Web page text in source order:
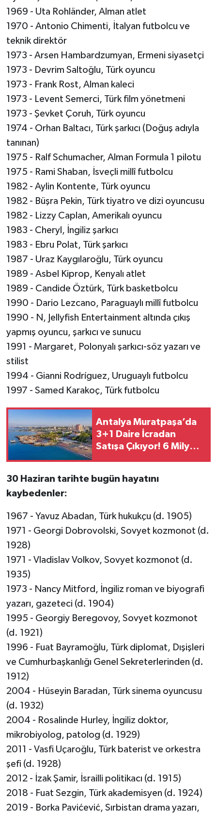
1969 - Uta Rohländer, Alman atlet
1970 - Antonio Chimenti, İtalyan futbolcu ve
teknik direktör
1973 - Arsen Hambardzumyan, Ermeni siyasetçi
1973 - Devrim Saltoğlu, Türk oyuncu
1973 - Frank Rost, Alman kaleci
1973 - Levent Semerci, Türk film yönetmeni
1973 - Şevket Çoruh, Türk oyuncu
1974 - Orhan Baltacı, Türk şarkıcı (Doğuş adıyla
tanınan)
1975 - Ralf Schumacher, Alman Formula 1 pilotu
1975 - Rami Shaban, İsveçli millî futbolcu
1982 - Aylin Kontente, Türk oyuncu
1982 - Büşra Pekin, Türk tiyatro ve dizi oyuncusu
1982 - Lizzy Caplan, Amerikalı oyuncu
1983 - Cheryl, İngiliz şarkıcı
1983 - Ebru Polat, Türk şarkıcı
1987 - Uraz Kaygılaroğlu, Türk oyuncu
1989 - Asbel Kiprop, Kenyalı atlet
1989 - Candide Öztürk, Türk basketbolcu
1990 - Dario Lezcano, Paraguaylı millî futbolcu
1990 - N, Jellyfish Entertainment altında çıkış
yapmış oyuncu, şarkıcı ve sunucu
1991 - Margaret, Polonyalı şarkıcı-söz yazarı ve
stilist
1994 - Gianni Rodríguez, Uruguaylı futbolcu
1997 - Samed Karakoç, Türk futbolcu
Antalya Muratpaşa’da
3+1 Daire İcradan
Satışa Çıkıyor! 6 Milyon
30 Haziran tarihte bugün hayatını
kaybedenler:
1967 - Yavuz Abadan, Türk hukukçu (d. 1905)
1971 - Georgi Dobrovolski, Sovyet kozmonot (d.
1928)
1971 - Vladislav Volkov, Sovyet kozmonot (d.
1935)
1973 - Nancy Mitford, İngiliz roman ve biyografi
yazarı, gazeteci (d. 1904)
1995 - Georgiy Beregovoy, Sovyet kozmonot
(d. 1921)
1996 - Fuat Bayramoğlu, Türk diplomat, Dışişleri
ve Cumhurbaşkanlığı Genel Sekreterlerinden (d.
1912)
2004 - Hüseyin Baradan, Türk sinema oyuncusu
(d. 1932)
2004 - Rosalinde Hurley, İngiliz doktor,
mikrobiyolog, patolog (d. 1929)
2011 - Vasfi Uçaroğlu, Türk baterist ve orkestra
şefi (d. 1928)
2012 - İzak Şamir, İsrailli politikacı (d. 1915)
2018 - Fuat Sezgin, Türk akademisyen (d. 1924)
2019 - Borka Pavićević, Sırbistan drama yazarı,